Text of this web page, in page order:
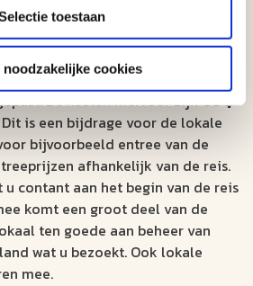
toestaan
noodzakelijke cookies
Safari wordt een verplichte
De kosten hiervoor zijnUS $
Dit is een bijdrage voor de lokale
bijvoorbeeld entree van de
afhankelijk van de reis.
contant aan het begin van de reis
komt een groot deel van de
ten goede aan beheer van
wat u bezoekt. Ook lokale
mee.